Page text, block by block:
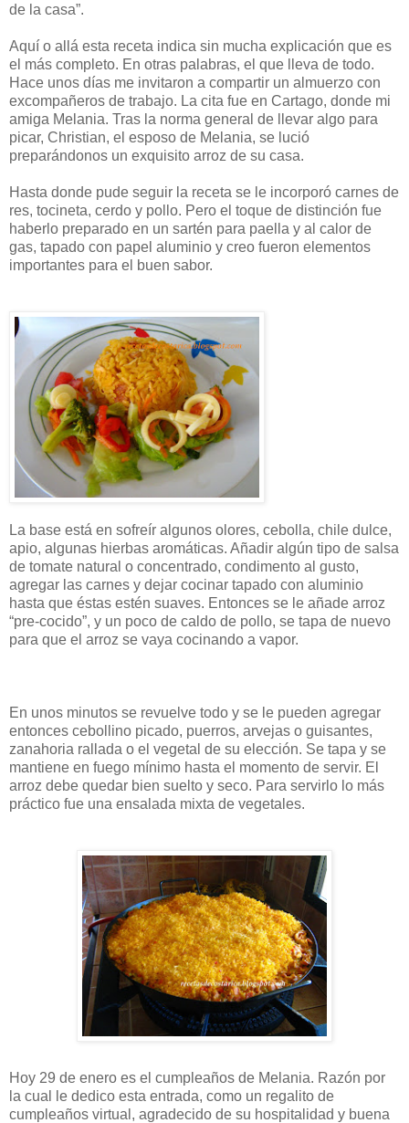
de la casa”.
Aquí o allá esta receta indica sin mucha explicación que es
el más completo. En otras palabras, el que lleva de todo.
Hace unos días me invitaron a compartir un almuerzo con
excompañeros de trabajo. La cita fue en Cartago, donde mi
amiga Melania. Tras la norma general de llevar algo para
picar, Christian, el esposo de Melania, se lució
preparándonos un exquisito arroz de su casa.
Hasta donde pude seguir la receta se le incorporó carnes de
res, tocineta, cerdo y pollo. Pero el toque de distinción fue
haberlo preparado en un sartén para paella y al calor de
gas, tapado con papel aluminio y creo fueron elementos
importantes para el buen sabor.
La base está en sofreír algunos olores, cebolla, chile dulce,
apio, algunas hierbas aromáticas. Añadir algún tipo de salsa
de tomate natural o concentrado, condimento al gusto,
agregar las carnes y dejar cocinar tapado con aluminio
hasta que éstas estén suaves. Entonces se le añade arroz
“pre-cocido”, y un poco de caldo de pollo, se tapa de nuevo
para que el arroz se vaya cocinando a vapor.
En unos minutos se revuelve todo y se le pueden agregar
entonces cebollino picado, puerros, arvejas o guisantes,
zanahoria rallada o el vegetal de su elección. Se tapa y se
mantiene en fuego mínimo hasta el momento de servir. El
arroz debe quedar bien suelto y seco. Para servirlo lo más
práctico fue una ensalada mixta de vegetales.
Hoy 29 de enero es el cumpleaños de Melania. Razón por
la cual le dedico esta entrada, como un regalito de
cumpleaños virtual, agradecido de su hospitalidad y buena